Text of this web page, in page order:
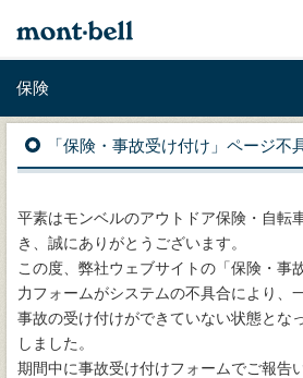
保険
「保険・事故受け付け」ページ不
平素はモンベルのアウトドア保険・自転
き、誠にありがとうございます。
この度、弊社ウェブサイトの「保険・事
力フォームがシステムの不具合により、
事故の受け付けができていない状態とな
しました。
期間中に事故受け付けフォームでご報告